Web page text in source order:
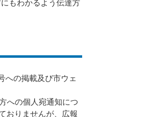
もわかるよう伝達方
への掲載及び市ウェ
への個人宛通知につ
おりませんが、広報